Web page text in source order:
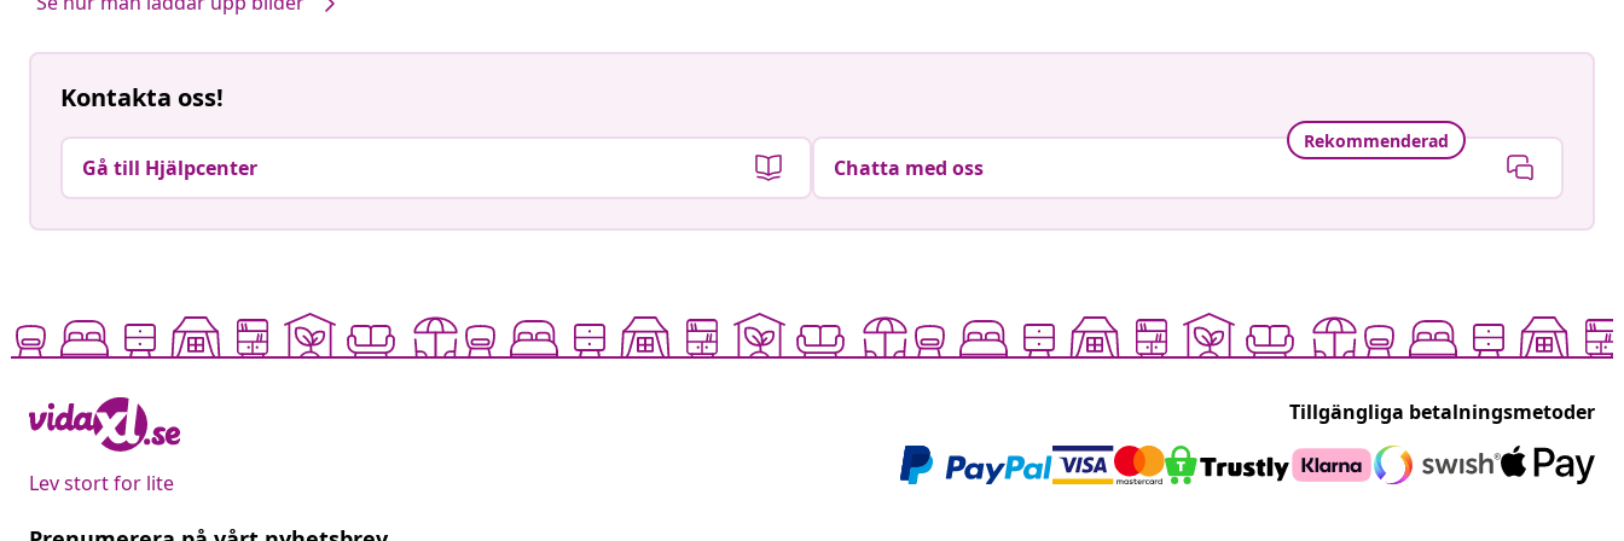
Kontakta oss!
Gå till Hjälpcenter
Rekommenderad
Chatta med oss
Lev stort for lite
Tillgängliga betalningsmetoder